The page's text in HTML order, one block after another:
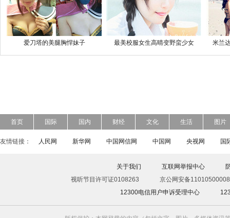
爱刀塔的美腿胸悍妹子 最美校服女生高晴变野蛮少女 米兰
首页 国际 国内 财经 文化 生活 图片
友情链接： 人民网 新华网 中国网信网 中国网 央视网 国
关于我们 互联网举报中心
视听节目许可证0108263
京公网安备
12300电信用户申诉受理中心